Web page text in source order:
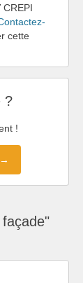
cette
?
!